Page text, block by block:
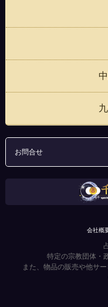
お問合せ
会社概
特定の宗教団体・
また、物品の販売や他サ